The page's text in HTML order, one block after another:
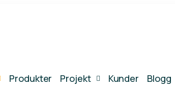
Produkter Projekt Kunder Blogg